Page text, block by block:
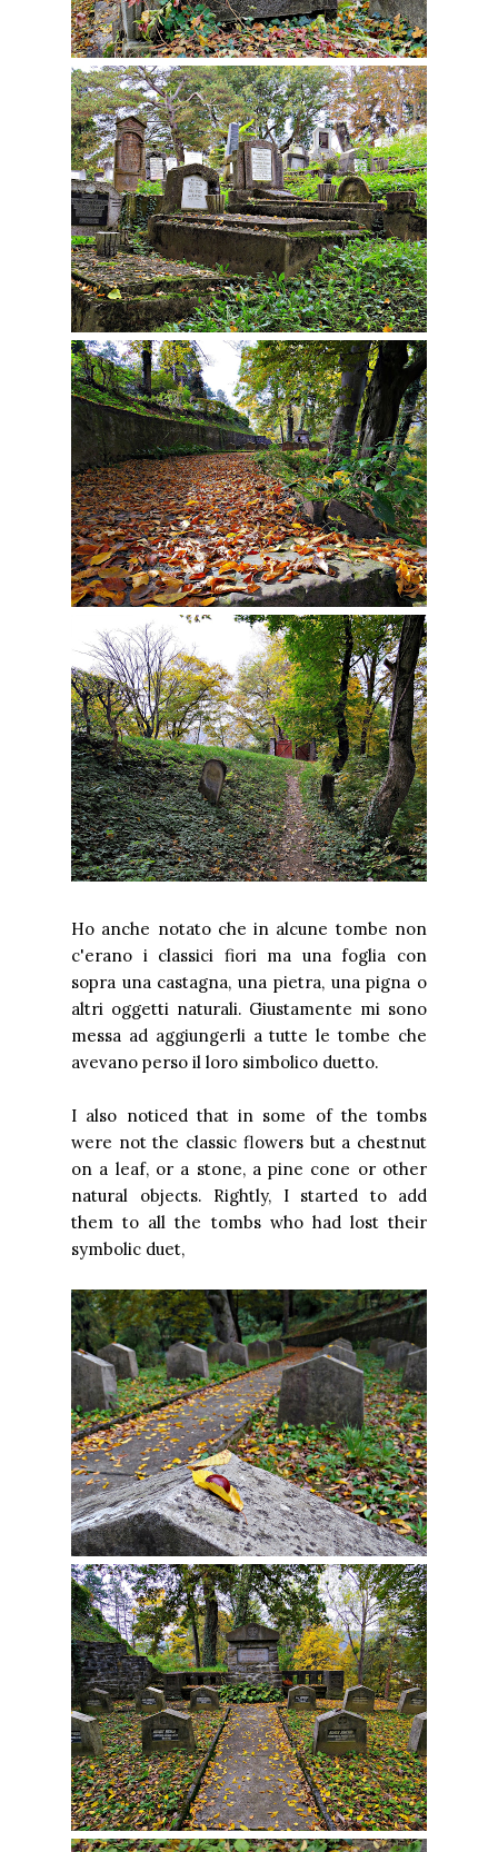
Ho anche notato che in alcune tombe non
c'erano i classici fiori ma una foglia con
sopra una castagna, una pietra, una pigna o
altri oggetti naturali. Giustamente mi sono
messa ad aggiungerli a tutte le tombe che
avevano perso il loro simbolico duetto.
I also noticed that in some of the tombs
were not the classic flowers but a chestnut
on a leaf, or a stone, a pine cone or other
natural objects. Rightly, I started to add
them to all the tombs who had lost their
symbolic duet,